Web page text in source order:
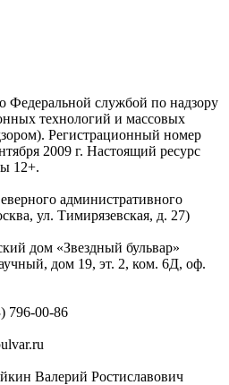
Федеральной службой по надзору
технологий и массовых
Регистрационный номер
2009 г. Настоящий ресурс
12+.
административного
ул. Тимирязевская, д. 27)
дом «Звездный бульвар»
дом 19, эт. 2, ком. 6Д, оф.
796-00-86
Валерий Ростиславович